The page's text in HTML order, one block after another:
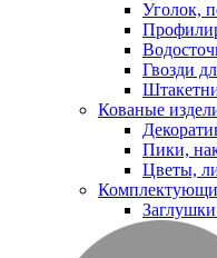
Уголок,
Гвозди
Кованые
Пики,
Цветы,